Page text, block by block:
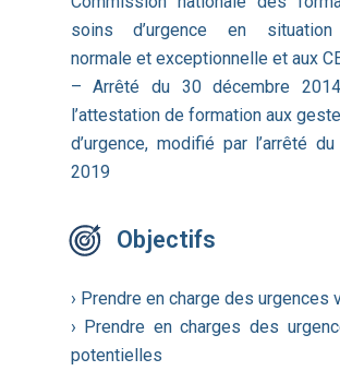
soins d’urgence en situation
normale et exceptionnelle et aux
– Arrêté du 30 décembre
l’attestation de formation aux
d’urgence, modifié par l’arrêté
2019
Objectifs
› Prendre en charge des urgences
› Prendre en charges des
potentielles